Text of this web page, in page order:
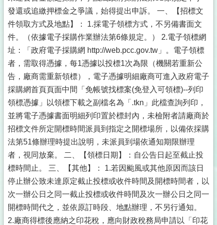
發還或追繳押標金之爭議，始得提出申訴。 一、【招標文
件領取方式及地點】： 1.採電子領標方式，不另備書面文
件。（依據電子採購作業辦法第6條規定。） 2.電子領標網
址：「政府電子採購網 http://web.pcc.gov.tw」。電子領標
者，需取得憑據，每1憑據以投標1次為限（機關若重新公
告，廠商需重新領標），電子憑據明細廠商可進入政府電子
採購網首頁頁面中間「免帳號找標案(免登入可領標)--列印
領標憑據」以領標下載之副檔名為「.tkn」此檔查詢列印，
並將電子憑據書面明細列印置於標封內，未檢附者請廠商於
招標文件所定開標時間派員到指定之開標場所，以備依採購
法第51條辦理時提出說明，未派員到場依通知期限辦理
者，視同放棄。 二、【領標日期】：自公告日起至截止投
標時間止。 三、【其他】： 1.若因颱風或其他原因而該日
停止辦公致未達原定截止投標或收件時間及開標時間者，以
次一辦公日之同一截止投標或收件時間及次一辦公日之同一
開標時間代之，並依原訂時段、地點辦理，不另行通知。
2.廠商得標後應納之印花稅，應向財政稅務局申請以「印花